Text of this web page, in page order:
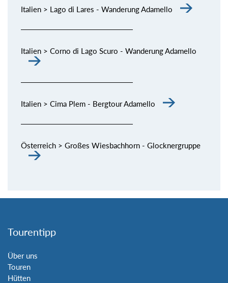
Italien > Lago di Lares - Wanderung Adamello
Italien > Corno di Lago Scuro - Wanderung Adamello
Italien > Cima Plem - Bergtour Adamello
Österreich > Großes Wiesbachhorn - Glocknergruppe
Tourentipp
Über uns
Touren
Hütten